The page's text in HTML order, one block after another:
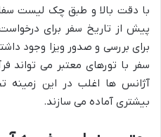
با دقت بالا و طبق چک لیست
پیش از تاریخ سفر برای درخواست
برای بررسی و صدور ویزا وجود
سفر با تورهای معتبر می تواند
آژانس ها اغلب در این زمینه
بیشتری آماده می سازند.